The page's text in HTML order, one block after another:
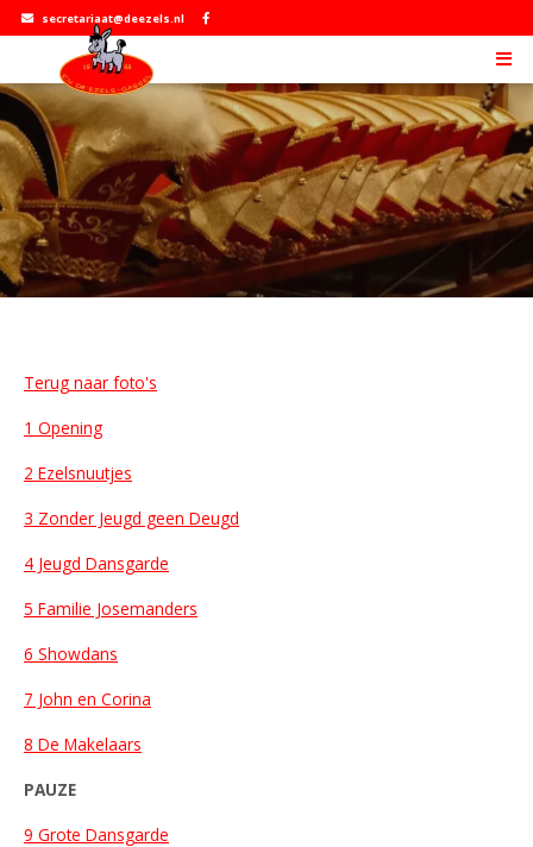
secretariaat@deezels.nl
Terug naar foto's
1 Opening
2 Ezelsnuutjes
3 Zonder Jeugd geen Deugd
4 Jeugd Dansgarde
5 Familie Josemanders
6 Showdans
7 John en Corina
8 De Makelaars
PAUZE
9 Grote Dansgarde